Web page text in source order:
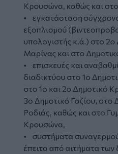
Κρουσώνα, καθώς και στο
• εγκατάσταση
εξοπλισμού
υπολογιστής κ.ά.) στο 2ο
Μαρίνας και στο
• επισκευές και
διαδικτύου στο 1ο
στο 1ο και 2ο Δημοτικό
3ο Δημοτικό Γαζίου, στο
Ροδιάς, καθώς και στο
Κρουσώνα,
• συστήματα
έπειτα από αιτήματα των